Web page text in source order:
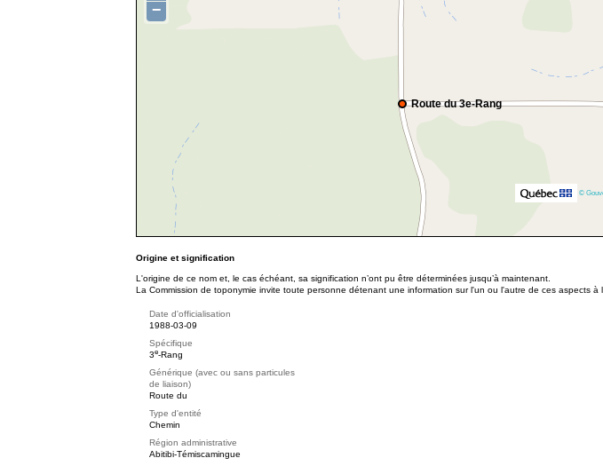
Route du 3e-Rang
−
©
Origine et signification
L'origine de ce nom et, le cas échéant, sa signification n’ont pu être déterminées jusqu’à maintenant.
La Commission de toponymie invite toute personne détenant une information sur l'un ou l'autre de ces aspects à
Date d'officialisation
1988-03-09
Spécifique
3e-Rang
Générique (avec ou sans particules
de liaison)
Route du
Type d'entité
Chemin
Région administrative
Abitibi-Témiscamingue